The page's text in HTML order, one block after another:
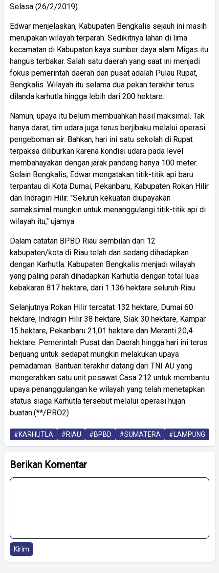
Selasa (26/2/2019).
Edwar menjelaskan, Kabupaten Bengkalis sejauh ini masih
merupakan wilayah terparah. Sedikitnya lahan di lima
kecamatan di Kabupaten kaya sumber daya alam Migas itu
hangus terbakar. Salah satu daerah yang saat ini menjadi
fokus pemerintah daerah dan pusat adalah Pulau Rupat,
Bengkalis. Wilayah itu selama dua pekan terakhir terus
dilanda karhutla hingga lebih dari 200 hektare..
Namun, upaya itu belum membuahkan hasil maksimal. Tak
hanya darat, tim udara juga terus berjibaku melalui operasi
pengeboman air. Bahkan, hari ini satu sekolah di Rupat
terpaksa diliburkan karena kondisi udara pada level
membahayakan dengan jarak pandang hanya 100 meter.
Selain Bengkalis, Edwar mengatakan titik-titik api baru
terpantau di Kota Dumai, Pekanbaru, Kabupaten Rokan Hilir
dan Indragiri Hilir. "Seluruh kekuatan diupayakan
semaksimal mungkin untuk menanggulangi titik-titik api di
wilayah itu," ujarnya.
Dalam catatan BPBD Riau sembilan dari 12
kabupaten/kota di Riau telah dan sedang dihadapkan
dengan Karhutla. Kabupaten Bengkalis menjadi wilayah
yang paling parah dihadapkan Karhutla dengan total luas
kebakaran 817 hektare, dari 1.136 hektare seluruh Riau.
Selanjutnya Rokan Hilir tercatat 132 hektare, Dumai 60
hektare, Indragiri Hilir 38 hektare, Siak 30 hektare, Kampar
15 hektare, Pekanbaru 21,01 hektare dan Meranti 20,4
hektare. Pemerintah Pusat dan Daerah hingga hari ini terus
berjuang untuk sedapat mungkin melakukan upaya
pemadaman. Bantuan terakhir datang dari TNI AU yang
mengerahkan satu unit pesawat Casa 212 untuk membantu
upaya penanggulangan ke wilayah yang telah menetapkan
status siaga Karhutla tersebut melalui operasi hujan
buatan.(**/PRO2)
#KARHUTLA #RIAU #BPBD #SUMATERA #LAMPUNG
Berikan Komentar
Kirim